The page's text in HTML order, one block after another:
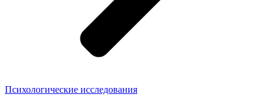
Психологические исследования